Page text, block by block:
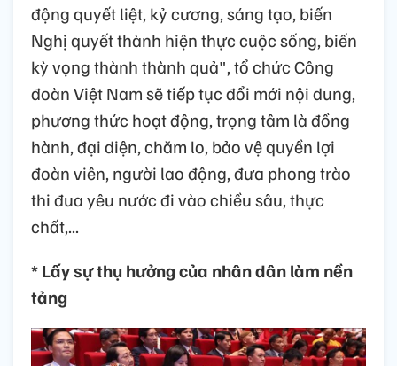
động quyết liệt, kỷ cương, sáng tạo, biến
Nghị quyết thành hiện thực cuộc sống, biến
kỳ vọng thành thành quả", tổ chức Công
đoàn Việt Nam sẽ tiếp tục đổi mới nội dung,
phương thức hoạt động, trọng tâm là đồng
hành, đại diện, chăm lo, bảo vệ quyền lợi
đoàn viên, người lao động, đưa phong trào
thi đua yêu nước đi vào chiều sâu, thực
chất,...
* Lấy sự thụ hưởng của nhân dân làm nền
tảng